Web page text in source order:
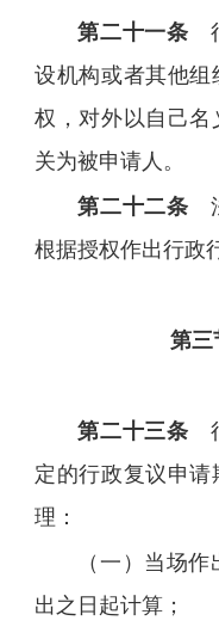
第二十一条
设机构或者其他
权，对外以自己
关为被申请人。
第二十二条
根据授权作出行政
第
第二十三条
定的行政复议申
理：
（一）当场
出之日起计算；